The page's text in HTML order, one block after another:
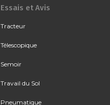
Essais et Avis
Tracteur
Télescopique
Semoir
Travail du Sol
Pneumatique